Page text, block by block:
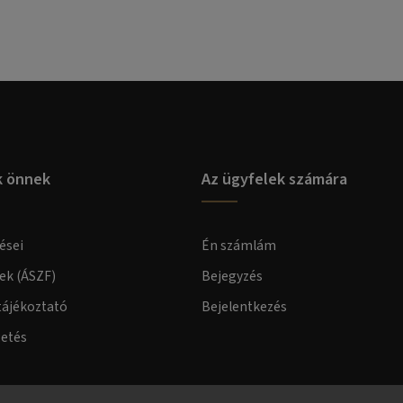
önnek
(ÁSZF)
Az ügyfelek számára
Én számlám
Bejegyzés
Bejelentkezés